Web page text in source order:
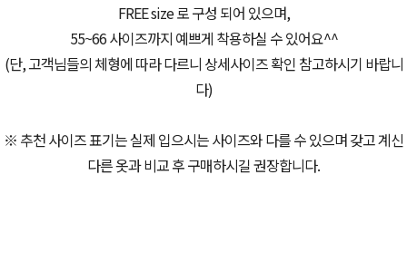
FREE size 로 구성 되어 있으며,
55~66 사이즈까지 예쁘게 착용하실 수 있어요^^
(단, 고객님들의 체형에 따라 다르니 상세사이즈 확인 참고하시기 바랍니
다)
※ 추천 사이즈 표기는 실제 입으시는 사이즈와 다를 수 있으며 갖고 계신
다른 옷과 비교 후 구매하시길 권장합니다.